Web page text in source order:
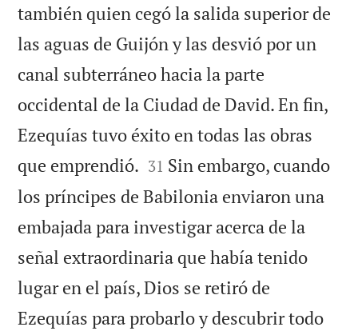
también quien cegó la salida superior de
las aguas de Guijón y las desvió por un
canal subterráneo hacia la parte
occidental de la Ciudad de David. En fin,
Ezequías tuvo éxito en todas las obras
que emprendió. 

31 Sin embargo, cuando
los príncipes de Babilonia enviaron una
embajada para investigar acerca de la
señal extraordinaria que había tenido
lugar en el país, Dios se retiró de
Ezequías para probarlo y descubrir todo